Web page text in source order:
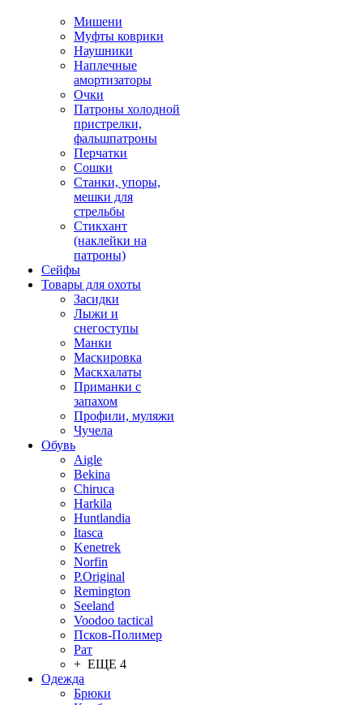
Мишени
Муфты коврики
Наушники
Наплечные
амортизаторы
Очки
Патроны холодной
пристрелки,
фальшпатроны
Перчатки
Сошки
Станки, упоры,
мешки для
стрельбы
Стикхант
(наклейки на
патроны)
Сейфы
Товары для охоты
Засидки
Лыжи и
снегоступы
Манки
Маскировка
Маскхалаты
Приманки с
запахом
Профили, муляжи
Чучела
Обувь
Aigle
Bekina
Chiruсa
Harkila
Huntlandia
Itasca
Kenetrek
Norfin
P.Original
Remington
Seeland
Voodoo tactical
Псков-Полимер
Рат
+ ЕЩЕ 4
Одежда
Брюки